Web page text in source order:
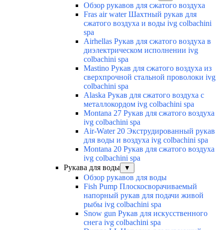
Обзор рукавов для сжатого воздуха
Fras air water Шахтный рукав для
сжатого воздуха и воды ivg colbachini
spa
Airhellas Рукав для сжатого воздуха в
диэлектрическом исполнении ivg
colbachini spa
Mastino Рукав для сжатого воздуха из
сверхпрочной стальной проволоки ivg
colbachini spa
Alaska Рукав для сжатого воздуха с
металлокордом ivg colbachini spa
Montana 27 Рукав для сжатого воздуха
ivg colbachini spa
Air-Water 20 Экструдированный рукав
для воды и воздуха ivg colbachini spa
Montana 20 Рукав для сжатого воздуха
ivg colbachini spa
Рукава для воды
▼
Обзор рукавов для воды
Fish Pump Плоскосворачиваемый
напорный рукав для подачи живой
рыбы ivg colbachini spa
Snow gun Рукав для искусственного
снега ivg colbachini spa